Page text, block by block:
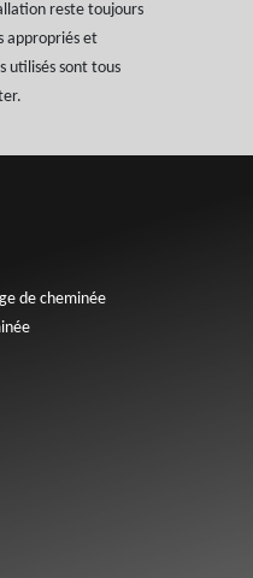
reste toujours
appropriés et
utilisés sont tous
de cheminée